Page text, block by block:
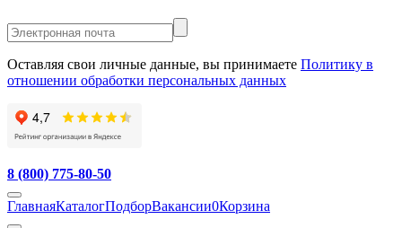
Оставляя свои личные данные, вы принимаете Политику в
отношении обработки персональных данных
8 (800) 775-80-50
ГлавнаяКаталогПодборВакансии0Корзина